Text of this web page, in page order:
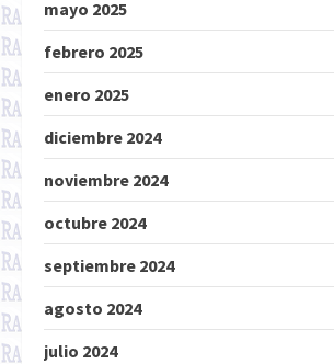
mayo 2025
febrero 2025
enero 2025
diciembre 2024
noviembre 2024
octubre 2024
septiembre 2024
agosto 2024
julio 2024